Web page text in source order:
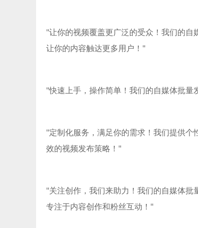
"让你的视频覆盖更广泛的受众！我们的
让你的内容触达更多用户！"
"快速上手，操作简单！我们的自媒体批
"定制化服务，满足你的需求！我们提供
效的视频发布策略！"
"关注创作，我们来助力！我们的自媒体
专注于内容创作和粉丝互动！"